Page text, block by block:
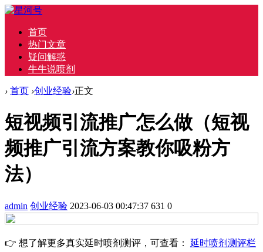
首页
热门文章
疑问解惑
牛牛说喷剂
› 首页 ›创业经验›正文
短视频引流推广怎么做（短视
频推广引流方案教你吸粉方
法）
admin 创业经验 2023-06-03 00:47:37 631 0
👉 想了解更多真实延时喷剂测评，可查看： 延时喷剂测评栏